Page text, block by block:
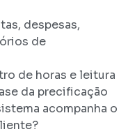
despesas,
de
de horas e leitura
da precificação
acompanha o